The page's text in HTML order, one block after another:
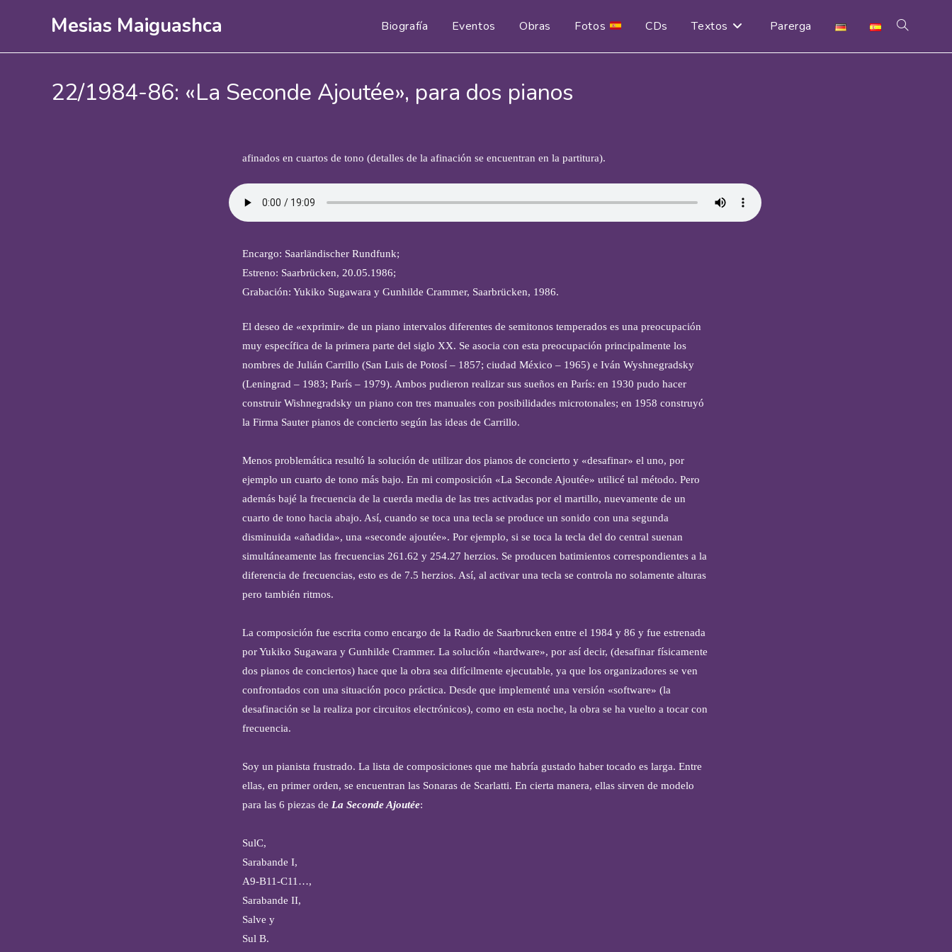
Mesias Maiguashca Biografía Eventos Obras Fotos CDs Textos Parerga Alternar
22/1984-86: «La Seconde Ajoutée», para dos pianos
afinados en cuartos de tono (detalles de la afinación se encuentran en la partitura).
Encargo: Saarländischer Rundfunk;
Estreno: Saarbrücken, 20.05.1986;
Grabación: Yukiko Sugawara y Gunhilde Crammer, Saarbrücken, 1986.
El deseo de «exprimir» de un piano intervalos diferentes de semitonos temperados es una preocupación
muy específica de la primera parte del siglo XX. Se asocia con esta preocupación principalmente los
nombres de Julián Carrillo (San Luis de Potosí – 1857; ciudad México – 1965) e Iván Wyshnegradsky
(Leningrad – 1983; París – 1979). Ambos pudieron realizar sus sueños en París: en 1930 pudo hacer
construir Wishnegradsky un piano con tres manuales con posibilidades microtonales; en 1958 construyó
la Firma Sauter pianos de concierto según las ideas de Carrillo.
Menos problemática resultó la solución de utilizar dos pianos de concierto y «desafinar» el uno, por
ejemplo un cuarto de tono más bajo. En mi composición «La Seconde Ajoutée» utilicé tal método. Pero
además bajé la frecuencia de la cuerda media de las tres activadas por el martillo, nuevamente de un
cuarto de tono hacia abajo. Así, cuando se toca una tecla se produce un sonido con una segunda
disminuida «añadida», una «seconde ajoutée». Por ejemplo, si se toca la tecla del do central suenan
simultáneamente las frecuencias 261.62 y 254.27 herzios. Se producen batimientos correspondientes a la
diferencia de frecuencias, esto es de 7.5 herzios. Así, al activar una tecla se controla no solamente alturas
pero también ritmos.
La composición fue escrita como encargo de la Radio de Saarbrucken entre el 1984 y 86 y fue estrenada
por Yukiko Sugawara y Gunhilde Crammer. La solución «hardware», por así decir, (desafinar físicamente
dos pianos de conciertos) hace que la obra sea difícilmente ejecutable, ya que los organizadores se ven
confrontados con una situación poco práctica. Desde que implementé una versión «software» (la
desafinación se la realiza por circuitos electrónicos), como en esta noche, la obra se ha vuelto a tocar con
frecuencia.
Soy un pianista frustrado. La lista de composiciones que me habría gustado haber tocado es larga. Entre
ellas, en primer orden, se encuentran las Sonaras de Scarlatti. En cierta manera, ellas sirven de modelo
para las 6 piezas de La Seconde Ajoutée:
SulC,
Sarabande I,
A9-B11-C11…,
Sarabande II,
Salve y
Sul B.